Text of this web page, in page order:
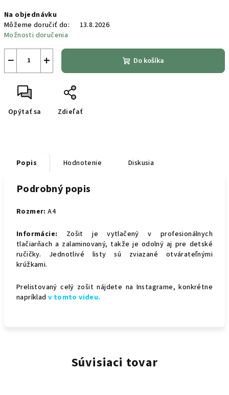
cena:
Na objednávku
Môžeme doručiť do:
13.8.2026
Možnosti doručenia
+
− Do košíka
Opýtať sa Zdieľať
Popis Hodnotenie Diskusia
Podrobný popis
Rozmer: A4
Informácie: Zošit je vytlačený v profesionálnych
tlačiarňach a zalaminovaný, takže je odolný aj pre detské
ručičky. Jednotlivé listy sú zviazané otvárateľnými
krúžkami.
Prelistovaný celý zošit nájdete na Instagrame, konkrétne
napríklad v tomto videu.
Súvisiaci tovar